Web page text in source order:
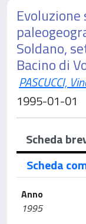
Soldano,
Bacino di
PASCUCCI,
1995-01-01
Scheda
Scheda
Anno
1995